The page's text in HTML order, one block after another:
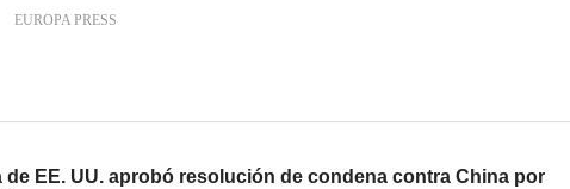
EUROPA PRESS
de EE. UU. aprobó resolución de condena contra China por